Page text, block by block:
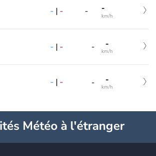
- | - - -
km/h
- | - - -
km/h
- | - - -
km/h
Météo à l'étranger